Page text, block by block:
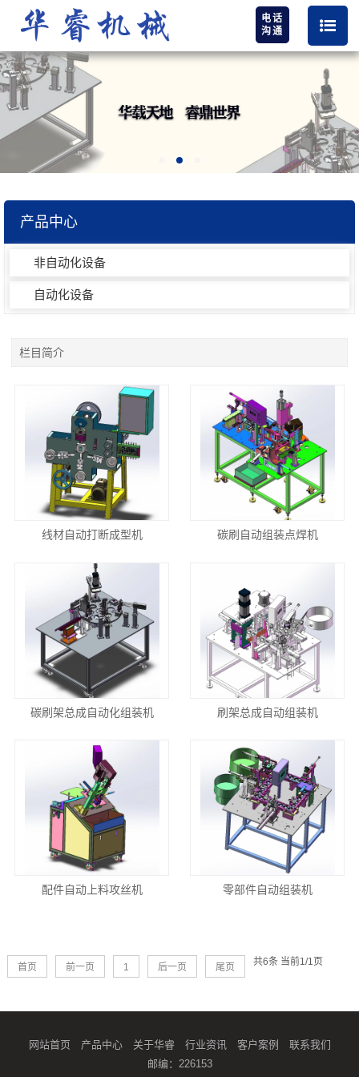
电话
沟通
产品中心
非自动化设备
自动化设备
栏目简介
线材自动打断成型机 碳刷自动组装点焊机
碳刷架总成自动化组装机 刷架总成自动组装机
配件自动上料攻丝机 零部件自动组装机
共6条 当前1/1页
首页 前一页 1 后一页 尾页
网站首页 产品中心 关于华睿 行业资讯 客户案例
联系我们
邮编：226153